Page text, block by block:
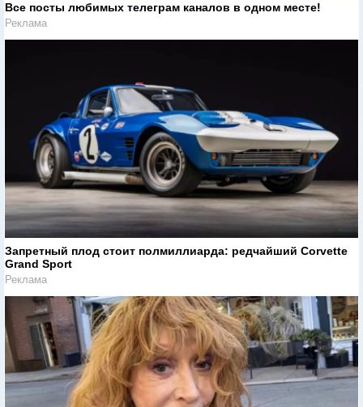
Все посты любимых телеграм каналов в одном месте!
Реклама
Запретный плод стоит полмиллиарда: редчайший Corvette
Grand Sport
Реклама